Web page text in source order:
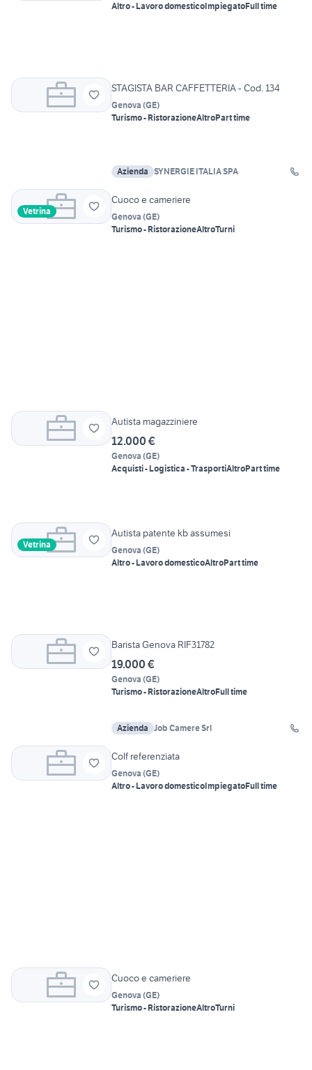
Altro - Lavoro domesticoImpiegatoFull time
STAGISTA BAR CAFFETTERIA - Cod. 134
Genova (GE)
Turismo - RistorazioneAltroPart time
Azienda SYNERGIE ITALIA SPA
Vetrina
Cuoco e cameriere
Genova (GE)
Turismo - RistorazioneAltroTurni
Autista magazziniere
12.000 €
Genova (GE)
Acquisti - Logistica - TrasportiAltroPart time
Vetrina
Autista patente kb assumesi
Genova (GE)
Altro - Lavoro domesticoAltroPart time
Barista Genova RIF31782
19.000 €
Genova (GE)
Turismo - RistorazioneAltroFull time
Azienda Job Camere Srl
Colf referenziata
Genova (GE)
Altro - Lavoro domesticoImpiegatoFull time
Cuoco e cameriere
Genova (GE)
Turismo - RistorazioneAltroTurni